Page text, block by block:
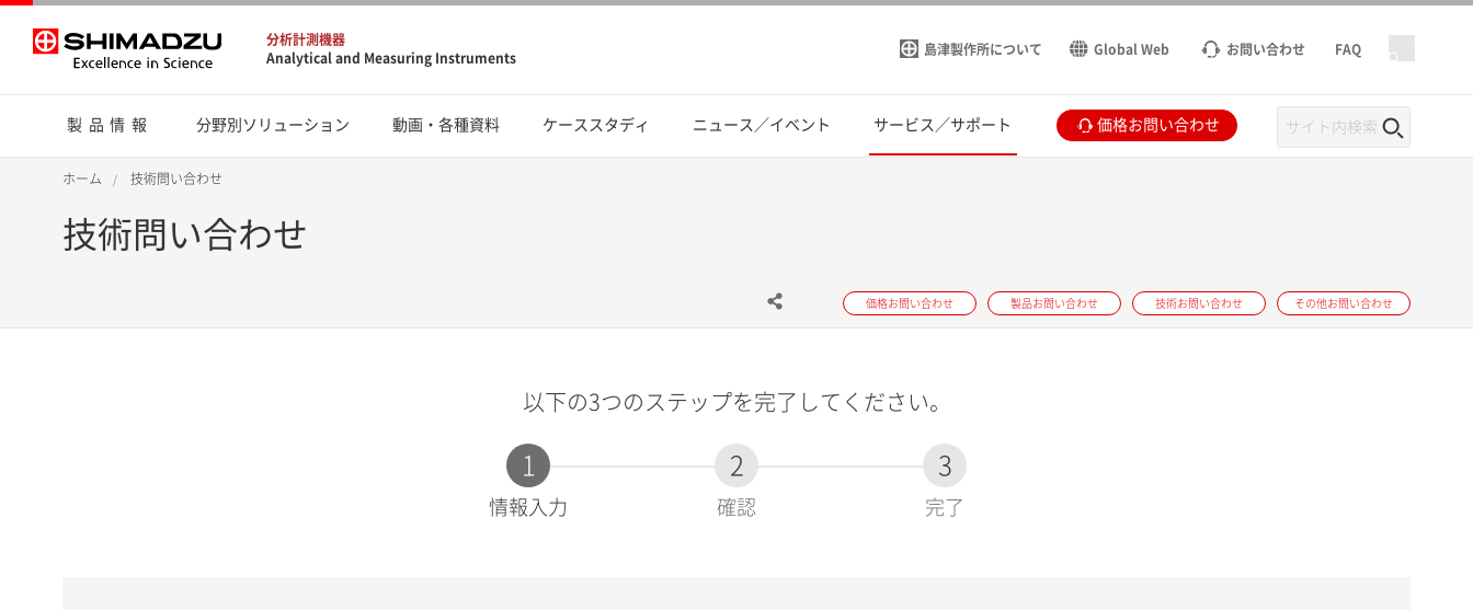
分析計測機器
Analytical and Measuring Instruments
島津製作所について Global Web お問い合わせ FAQ
製品情報 分野別ソリューション 動画・各種資料 ケーススタディ ニュース／イベント サービス／サポート 価格お問い合わせ
ホーム 技術問い合わせ
技術問い合わせ
価格お問い合わせ 製品お問い合わせ 技術お問い合わせ その他お問い合わせ
以下の3つのステップを完了してください。
1
現
情報入力
2
確認
3
完了